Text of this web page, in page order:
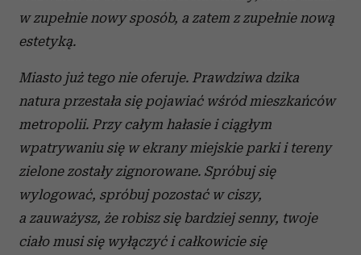
w zupełnie nowy sposób, a zatem z zupełnie nową
estetyką.
Miasto już tego nie oferuje. Prawdziwa dzika
natura przestała się pojawiać wśród mieszkańców
metropolii. Przy całym hałasie i ciągłym
wpatrywaniu się w ekrany miejskie parki i tereny
zielone zostały zignorowane. Spróbuj się
wylogować, spróbuj pozostać w ciszy,
a zauważysz, że robisz się bardziej senny, twoje
ciało musi się wyłączyć i całkowicie się